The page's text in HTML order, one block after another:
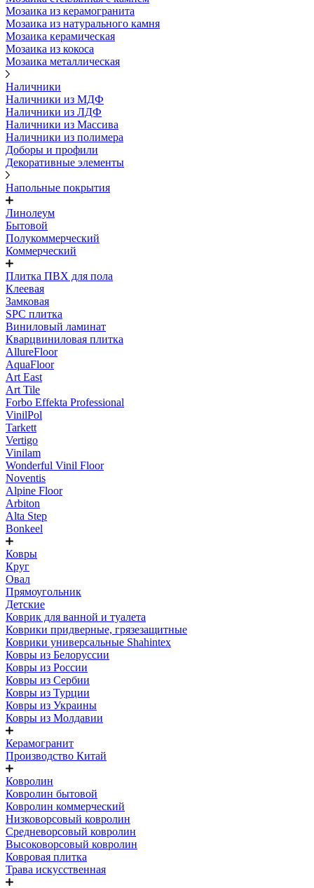
Мозаика из керамогранита
Мозаика из натурального камня
Мозаика керамическая
Мозаика из кокоса
Мозаика металлическая
Наличники
Наличники из МДФ
Наличники из ЛДФ
Наличники из Массива
Наличники из полимера
Доборы и профили
Декоративные элементы
Напольные покрытия
Линолеум
Бытовой
Полукоммерческий
Коммерческий
Плитка ПВХ для пола
Клеевая
Замковая
SPC плитка
Виниловый ламинат
Кварцвиниловая плитка
AllureFloor
AquaFloor
Art East
Art Tile
Forbo Effekta Professional
VinilPol
Tarkett
Vertigo
Vinilam
Wonderful Vinil Floor
Noventis
Alpine Floor
Arbiton
Alta Step
Bonkeel
Ковры
Круг
Овал
Прямоугольник
Детские
Коврик для ванной и туалета
Коврики придверные, грязезащитные
Коврики универсальные Shahintex
Ковры из Белоруссии
Ковры из России
Ковры из Сербии
Ковры из Турции
Ковры из Украины
Ковры из Молдавии
Керамогранит
Производство Китай
Ковролин
Ковролин бытовой
Ковролин коммерческий
Низковорсовый ковролин
Средневорсовый ковролин
Высоковорсовый ковролин
Ковровая плитка
Трава искусственная